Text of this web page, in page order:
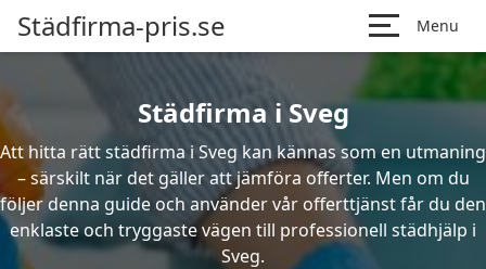
Städfirma-pris.se Menu
Städfirma i Sveg
Att hitta rätt städfirma i Sveg kan kännas som en utmaning
– särskilt när det gäller att jämföra offerter. Men om du
följer denna guide och använder vår offerttjänst får du den
enklaste och tryggaste vägen till professionell städhjälp i
Sveg.